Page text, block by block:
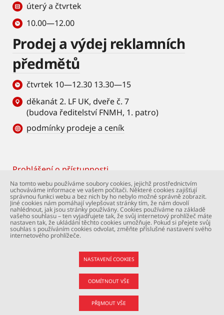
úterý a čtvrtek
10.00—12.00
Prodej a výdej reklamních
předmětů
čtvrtek 10—12.30 13.30—15
děkanát 2. LF UK, dveře č. 7
(budova ředitelství FNMH, 1. patro)
podmínky prodeje a ceník
Footer
Prohlášení o přístupnosti
© Univerzita Karlova – 2. lékařská fakulta. Všechna
práva vyhrazena. Foto: 2. LF a Shutterstock.com.
Podpora webu:webmaster@lfmotol.cuni.cz
Na tomto webu používáme soubory cookies, jejichž prostřednictvím
uchováváme informace ve vašem počítači. Některé cookies zajišťují
správnou funkci webu a bez nich by ho nebylo možné správně zobrazit.
Jiné cookies nám pomáhají vylepšovat stránky tím, že nám dovolí
nahlédnout, jak jsou stránky používány. Cookies používáme na základě
vašeho souhlasu – ten vyjadřujete tak, že svůj internetový prohlížeč máte
nastaven tak, že ukládání těchto cookies umožňuje. Pokud si přejete svůj
souhlas s používáním cookies odvolat, změňte příslušné nastavení svého
internetového prohlížeče.
NASTAVENÍ COOKIES
ODMÍTNOUT VŠE
PŘIJMOUT VŠE